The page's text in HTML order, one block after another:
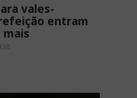
vales-
entram
mais